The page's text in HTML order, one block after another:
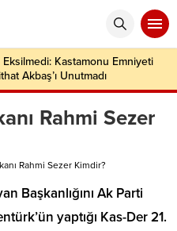
Eksilmedi: Kastamonu Emniyeti
Akbaş’ı Unutmadı
Rahmi Sezer
Rahmi Sezer Kimdir?
Başkanlığını Ak Parti
yaptığı Kas-Der 21.